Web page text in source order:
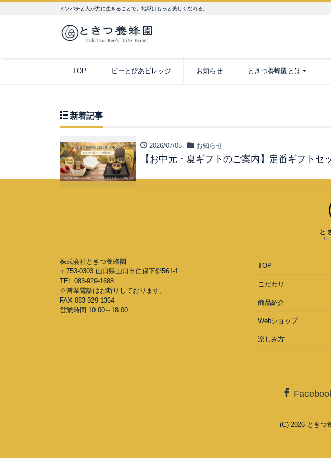
ミツバチと人が共に生きることで、地球はもっと美しくなれる。
TOP ビーとぴあビレッジ お知らせ ときつ養蜂園とは
新着記事
2026/07/05 お知らせ
【お中元・夏ギフトのご案内】定番ギフト
株式会社ときつ養蜂園
〒753-0303 山口県山口市仁保下郷561-1
TEL 083-929-1688
※営業電話はお断りしております。
FAX 083-929-1364
営業時間 10:00～18:00
TOP
こだわり
商品紹介
Webショップ
楽しみ方
(C) 2026 ときつ